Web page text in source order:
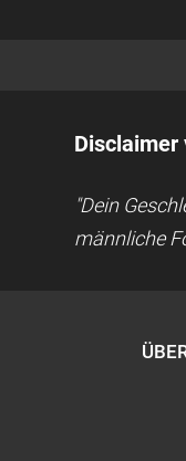
Disclaimer
"Dein
männliche